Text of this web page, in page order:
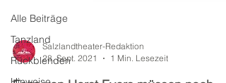
Alle Beiträge
Tanzland
Rückblenden
Salzlandtheater-Redaktion
28. Sept. 2021
1 Min. Lesezeit